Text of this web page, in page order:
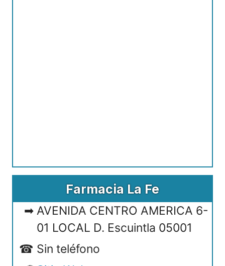
Farmacia La Fe
AVENIDA CENTRO AMERICA 6-
01 LOCAL D. Escuintla 05001
Sin teléfono